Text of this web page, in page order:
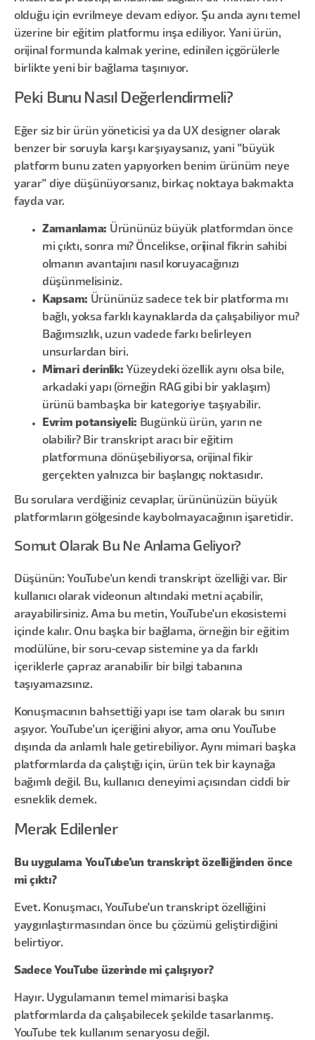
olduğu için evrilmeye devam ediyor. Şu anda aynı temel
üzerine bir eğitim platformu inşa ediliyor. Yani ürün,
orijinal formunda kalmak yerine, edinilen içgörülerle
birlikte yeni bir bağlama taşınıyor.
Peki Bunu Nasıl Değerlendirmeli?
Eğer siz bir ürün yöneticisi ya da UX designer olarak
benzer bir soruyla karşı karşıyaysanız, yani "büyük
platform bunu zaten yapıyorken benim ürünüm neye
yarar" diye düşünüyorsanız, birkaç noktaya bakmakta
fayda var.
Zamanlama: Ürününüz büyük platformdan önce
mi çıktı, sonra mı? Öncelikse, orijinal fikrin sahibi
olmanın avantajını nasıl koruyacağınızı
düşünmelisiniz.
Kapsam: Ürününüz sadece tek bir platforma mı
bağlı, yoksa farklı kaynaklarda da çalışabiliyor mu?
Bağımsızlık, uzun vadede farkı belirleyen
unsurlardan biri.
Mimari derinlik: Yüzeydeki özellik aynı olsa bile,
arkadaki yapı (örneğin RAG gibi bir yaklaşım)
ürünü bambaşka bir kategoriye taşıyabilir.
Evrim potansiyeli: Bugünkü ürün, yarın ne
olabilir? Bir transkript aracı bir eğitim
platformuna dönüşebiliyorsa, orijinal fikir
gerçekten yalnızca bir başlangıç noktasıdır.
Bu sorulara verdiğiniz cevaplar, ürününüzün büyük
platformların gölgesinde kaybolmayacağının işaretidir.
Somut Olarak Bu Ne Anlama Geliyor?
Düşünün: YouTube'un kendi transkript özelliği var. Bir
kullanıcı olarak videonun altındaki metni açabilir,
arayabilirsiniz. Ama bu metin, YouTube'un ekosistemi
içinde kalır. Onu başka bir bağlama, örneğin bir eğitim
modülüne, bir soru-cevap sistemine ya da farklı
içeriklerle çapraz aranabilir bir bilgi tabanına
taşıyamazsınız.
Konuşmacının bahsettiği yapı ise tam olarak bu sınırı
aşıyor. YouTube'un içeriğini alıyor, ama onu YouTube
dışında da anlamlı hale getirebiliyor. Aynı mimari başka
platformlarda da çalıştığı için, ürün tek bir kaynağa
bağımlı değil. Bu, kullanıcı deneyimi açısından ciddi bir
esneklik demek.
Merak Edilenler
Bu uygulama YouTube'un transkript özelliğinden önce
mi çıktı?
Evet. Konuşmacı, YouTube'un transkript özelliğini
yaygınlaştırmasından önce bu çözümü geliştirdiğini
belirtiyor.
Sadece YouTube üzerinde mi çalışıyor?
Hayır. Uygulamanın temel mimarisi başka
platformlarda da çalışabilecek şekilde tasarlanmış.
YouTube tek kullanım senaryosu değil.